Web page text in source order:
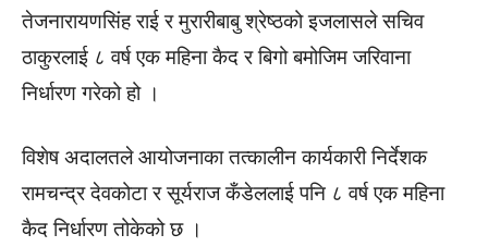
तेजनारायणसिंह राई र मुरारीबाबु श्रेष्ठको इजलासले सचिव
ठाकुरलाई ८ वर्ष एक महिना कैद र बिगो बमोजिम जरिवाना
निर्धारण गरेको हो ।
विशेष अदालतले आयोजनाका तत्कालीन कार्यकारी निर्देशक
रामचन्द्र देवकोटा र सूर्यराज कँडेललाई पनि ८ वर्ष एक महिना
कैद निर्धारण तोकेको छ ।